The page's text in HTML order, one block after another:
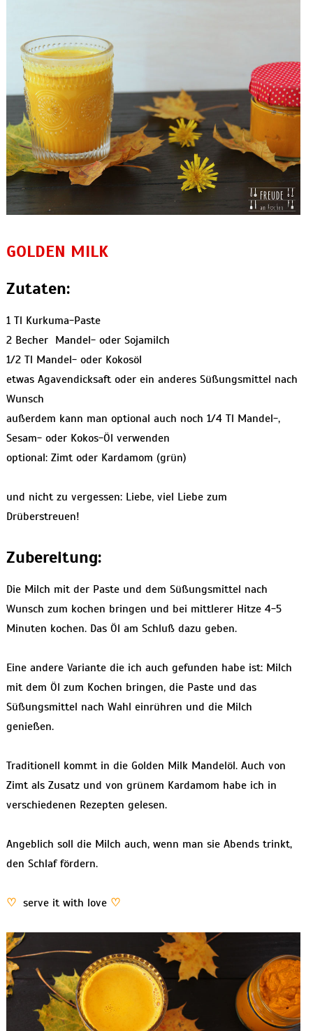
GOLDEN MILK
Zutaten:
1 Tl Kurkuma-Paste
2 Becher Mandel- oder Sojamilch
1/2 Tl Mandel- oder Kokosöl
etwas Agavendicksaft oder ein anderes Süßungsmittel nach
Wunsch
außerdem kann man optional auch noch 1/4 Tl Mandel-,
Sesam- oder Kokos-Öl verwenden
optional: Zimt oder Kardamom (grün)
und nicht zu vergessen: Liebe, viel Liebe zum
Drüberstreuen!
Zubereitung:
Die Milch mit der Paste und dem Süßungsmittel nach
Wunsch zum kochen bringen und bei mittlerer Hitze 4-5
Minuten kochen. Das Öl am Schluß dazu geben.
Eine andere Variante die ich auch gefunden habe ist: Milch
mit dem Öl zum Kochen bringen, die Paste und das
Süßungsmittel nach Wahl einrühren und die Milch
genießen.
Traditionell kommt in die Golden Milk Mandelöl. Auch von
Zimt als Zusatz und von grünem Kardamom habe ich in
verschiedenen Rezepten gelesen.
Angeblich soll die Milch auch, wenn man sie Abends trinkt,
den Schlaf fördern.
♡ serve it with love ♡